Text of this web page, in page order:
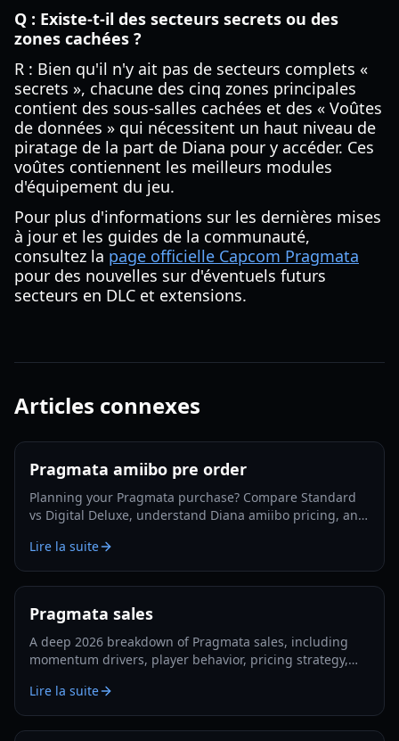
Q : Existe-t-il des secteurs secrets ou des
zones cachées ?
R : Bien qu'il n'y ait pas de secteurs complets «
secrets », chacune des cinq zones principales
contient des sous-salles cachées et des « Voûtes
de données » qui nécessitent un haut niveau de
piratage de la part de Diana pour y accéder. Ces
voûtes contiennent les meilleurs modules
d'équipement du jeu.
Pour plus d'informations sur les dernières mises
à jour et les guides de la communauté,
consultez la page officielle Capcom Pragmata
pour des nouvelles sur d'éventuels futurs
secteurs en DLC et extensions.
Articles connexes
Pragmata amiibo pre order
Planning your Pragmata purchase? Compare Standard
vs Digital Deluxe, understand Diana amiibo pricing, and
Lire la suite
Pragmata sales
A deep 2026 breakdown of Pragmata sales, including
momentum drivers, player behavior, pricing strategy,
Lire la suite